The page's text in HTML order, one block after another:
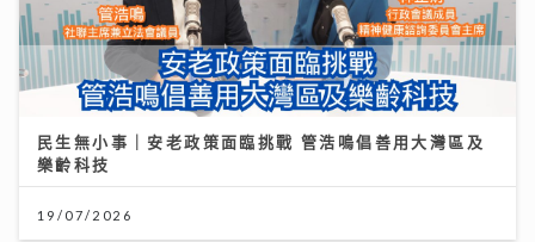
民生無小事｜安老政策面臨挑戰 管浩鳴倡善用大灣區及
樂齡科技
19/07/2026